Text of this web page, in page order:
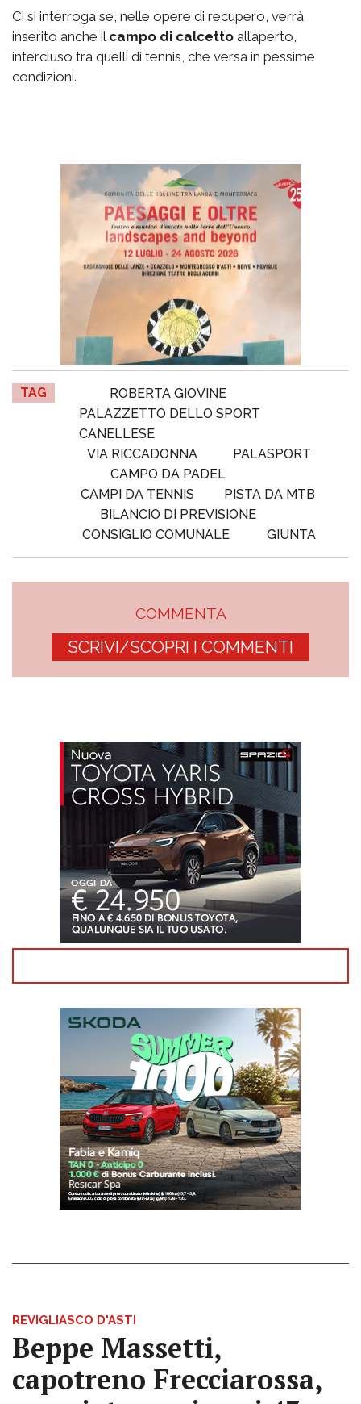
Ci si interroga se, nelle opere di recupero, verrà
inserito anche il campo di calcetto all’aperto,
intercluso tra quelli di tennis, che versa in pessime
condizioni.
TAG
ROBERTA GIOVINE
PALAZZETTO DELLO SPORT
CANELLESE
VIA RICCADONNA
PALASPORT
CAMPO DA PADEL
CAMPI DA TENNIS
PISTA DA MTB
BILANCIO DI PREVISIONE
CONSIGLIO COMUNALE
GIUNTA
COMMENTA
SCRIVI/SCOPRI I COMMENTI
REVIGLIASCO D'ASTI
Beppe Massetti,
capotreno Frecciarossa,